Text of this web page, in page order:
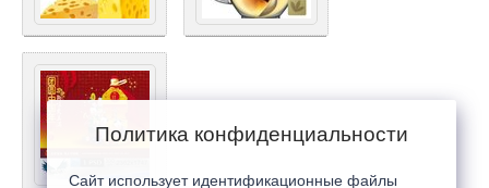
Политика конфиденциальности
Сайт использует идентификационные файлы